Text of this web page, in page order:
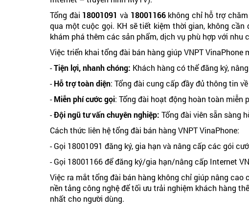
Tổng đài 18001091 và 18001166không chỉ hỗ trợ chăm
qua một cuộc gọi. KH sẽ tiết kiệm thời gian, không
khám phá thêm các sản phẩm, dịch vụ phù hợp với nhu
Việc triển khai tổng đài bán hàng giúp VNPT
-Tiện lợi, nhanh chóng: Khách hàng có thể đăng ký,
-Hỗ trợ toàn diện: Tổng đài cung cấp đầy đủ thông tin
-Miễn phí cước gọi: Tổng đài hoạt động hoàn toàn miễn
-Đội ngũ tư vấn chuyên nghiệp: Tổng đài viên sẵn sàng
Cách thức liên hệ tổng đài bán hàng VNPT VinaPhone:
- Gọi 18001091 đăng ký, gia hạn và nâng cấp các gói
- Gọi 18001166 để đăng ký/gia hạn/nâng cấp Internet
Việc ra mắt tổng đài bán hàng không chỉ giúp nâng
nền tảng công nghệ để tối ưu trải nghiệm khách hàng
nhất cho người dùng.